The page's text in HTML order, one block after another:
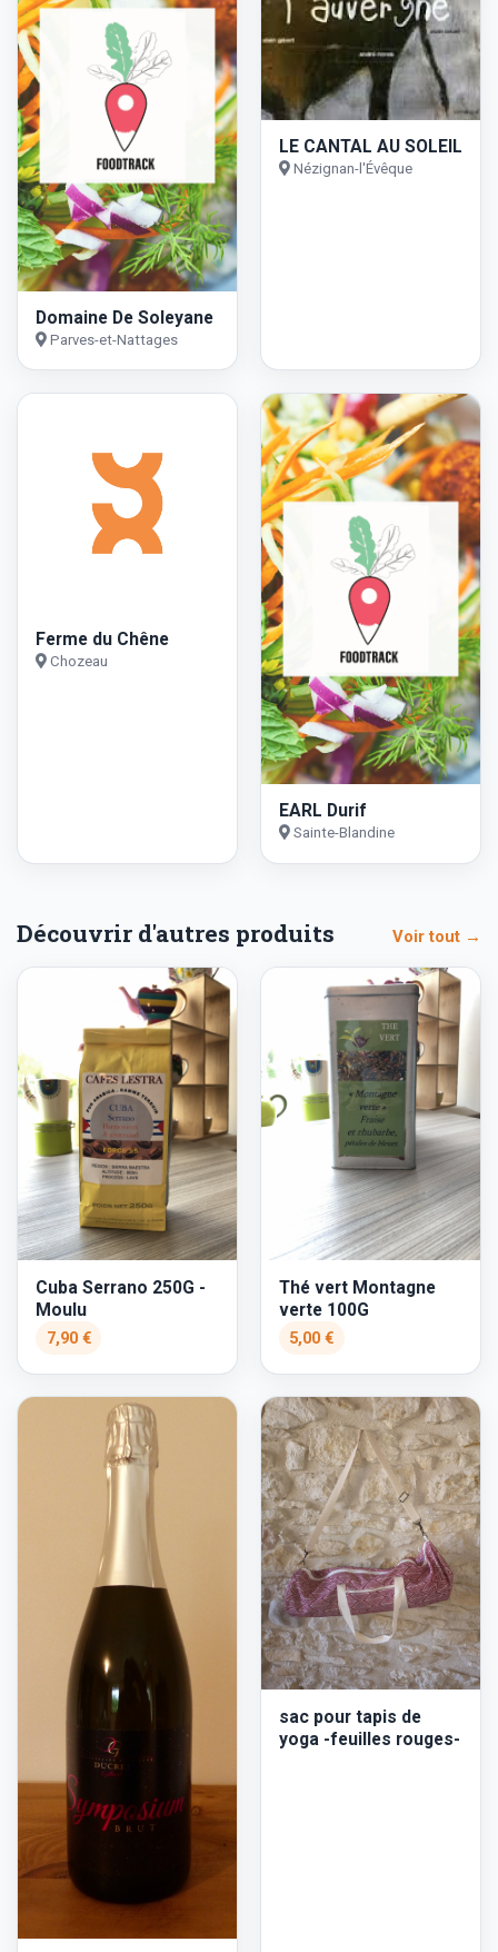
Domaine De Soleyane
Parves-et-Nattages
LE CANTAL AU SOLEIL
Nézignan-l'Évêque
Ferme du Chêne
Chozeau
EARL Durif
Sainte-Blandine
Découvrir d'autres produits Voir tout →
Cuba Serrano 250G -
Moulu
7,90 €
Thé vert Montagne
verte 100G
5,00 €
sac pour tapis de
yoga -feuilles rouges-